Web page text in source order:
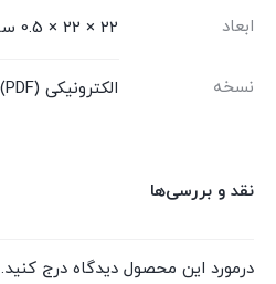
ابعاد 22 × 22 × 0.5 سانتیمتر
نسخه الکترونیکی (PDF)
نقد و بررسی‌ها
درمورد این محصول دیدگاه درج کنید.